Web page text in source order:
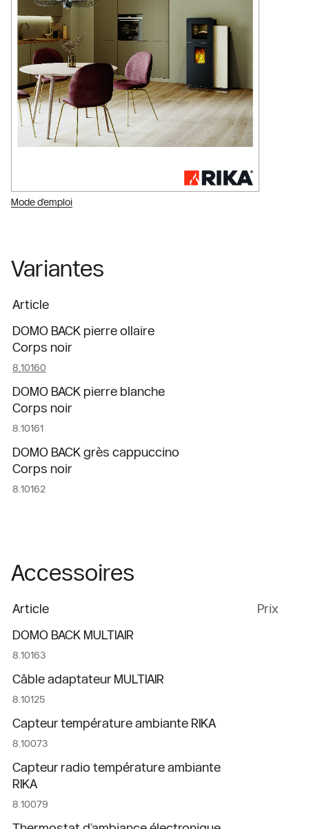
Mode d'emploi
Variantes
Article
DOMO BACK pierre ollaire
Corps noir
8.10160
DOMO BACK pierre blanche
Corps noir
8.10161
DOMO BACK grès cappuccino
Corps noir
8.10162
Accessoires
Article
Prix
DOMO BACK MULTIAIR
8.10163
Câble adaptateur MULTIAIR
8.10125
Capteur température ambiante RIKA
8.10073
Capteur radio température ambiante
RIKA
8.10079